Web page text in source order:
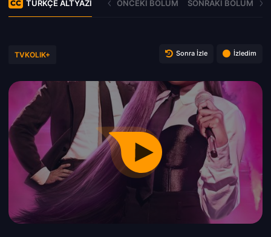
TÜRKÇE ALTYAZI ÖNCEKI BÖLÜM SONRAKI BÖLÜM
TVKOLIK+ Sonra İzle İzledim